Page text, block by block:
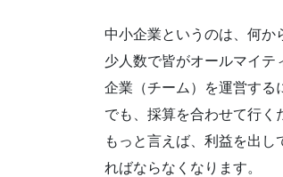
中小企業というのは、何か
少人数で皆がオールマイテ
企業（チーム）を運営する
でも、採算を合わせて行く
もっと言えば、利益を出
ればならなくなります。